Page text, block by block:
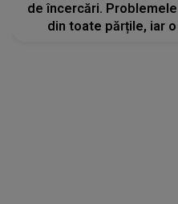
de încercări.
din toate părțile, iar